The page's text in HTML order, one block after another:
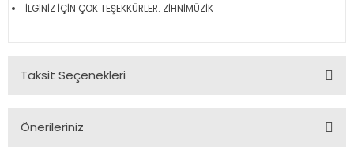
İLGİNİZ İÇİN ÇOK TEŞEKKÜRLER. ZİHNİMÜZİK
Taksit Seçenekleri
Önerileriniz